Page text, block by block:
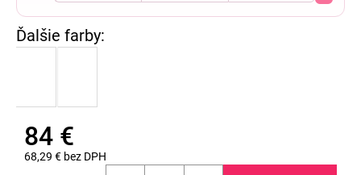
84 €
68,29 € bez DPH